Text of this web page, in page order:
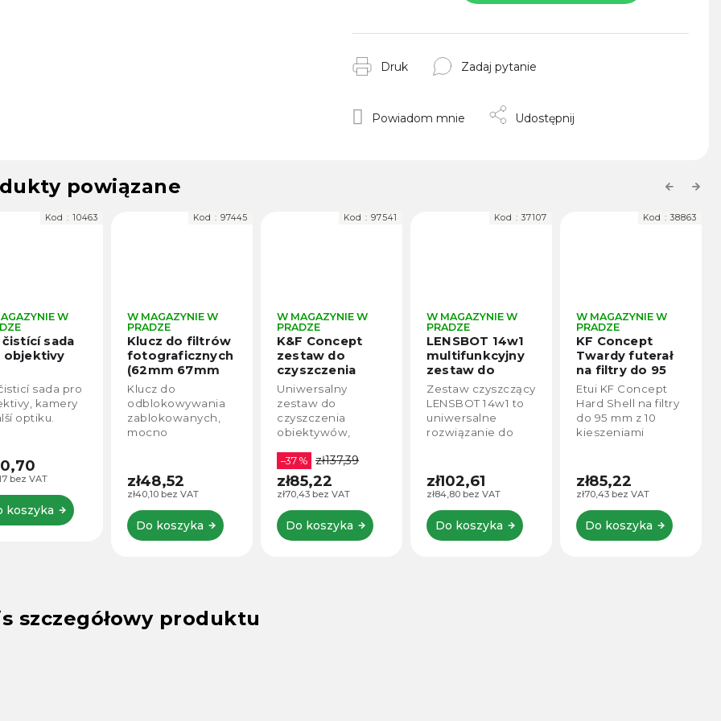
Druk Zadaj pytanie
Powiadom mnie Udostępnij
powiązane Previous
čistící sada
objektivy
W
bez VAT
koszyka
sada pro
kamery
optiku.
Kod : 10463
Klucz do filtrów
fotograficznych
(62mm 67mm
72mm 77mm)
W MAGAZYNIE W
PRADZE
zł40,10 bez VAT
zł48,52
Do koszyka
Klucz do
odblokowywania
zablokowanych,
mocno
obiektywie
aparatu.
najczęściej
następuje z
Kod : 97445
K&F Concept
zestaw do
czyszczenia
obiektywów i
ekranów 4w1
SKU.1618
W MAGAZYNIE W
PRADZE
zł70,43 bez VAT
–37 % zł137,39
zł85,22
Do koszyka
Uniwersalny
zestaw do
czyszczenia
obiektywów,
komputerów,
ekranów itp.
Kod : 97541
LENSBOT 14w1
multifunkcyjny
zestaw do
czyszczenia
W MAGAZYNIE W
PRADZE
zł84,80 bez VAT
zł102,61
Do koszyka
Zestaw czyszczący
LENSBOT 14w1 to
uniwersalne
rozwiązanie do
Zawiera
specjalistyczne
czyszczenia
aparatów,
Kod :37107
KF Concept
Twardy futerał
na filtry do 95
mm z 10
kieszeniami
KF13.175
W MAGAZYNIE W
PRADZE
zł70,43 bez VAT
zł85,22
Do koszyka
Etui KF Concept
Hard Shell na filtry
do 95 mm z 10
kieszeniami
przejrzyste
przechowywanie
filtrów, adapterów
lub innych
Kod :38863
Next
szczegółowy produktu